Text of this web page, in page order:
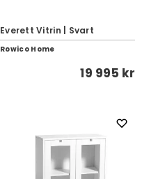
Everett Vitrin | Svart
Rowico Home
19 995 kr